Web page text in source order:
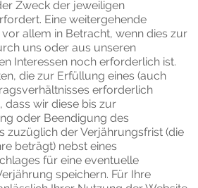
Zweck der jeweiligen
Eine weitergehende
allem in Betracht, wenn dies zur
uns oder aus unseren
Interessen noch erforderlich ist.
die zur Erfüllung eines (auch
erforderlich
dass wir diese bis zur
oder Beendigung des
zuzüglich der Verjährungsfrist (die
beträgt) nebst eines
für eine eventuelle
speichern. Für Ihre